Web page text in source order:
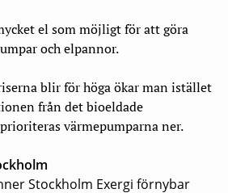
el som möjligt för att göra
och elpannor.
blir för höga ökar man istället
från det bioeldade
värmepumparna ner.
Stockholm Exergi förnybar